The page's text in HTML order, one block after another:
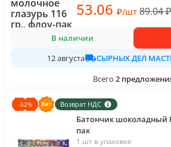
53.06 ₽/шт 89.04₽
В наличии
12 августа
СЫРНЫХ ДЕЛ
Всего 2
-52% Возврат НДС
Батончик шоколадный
пак
1 шт в упаковке